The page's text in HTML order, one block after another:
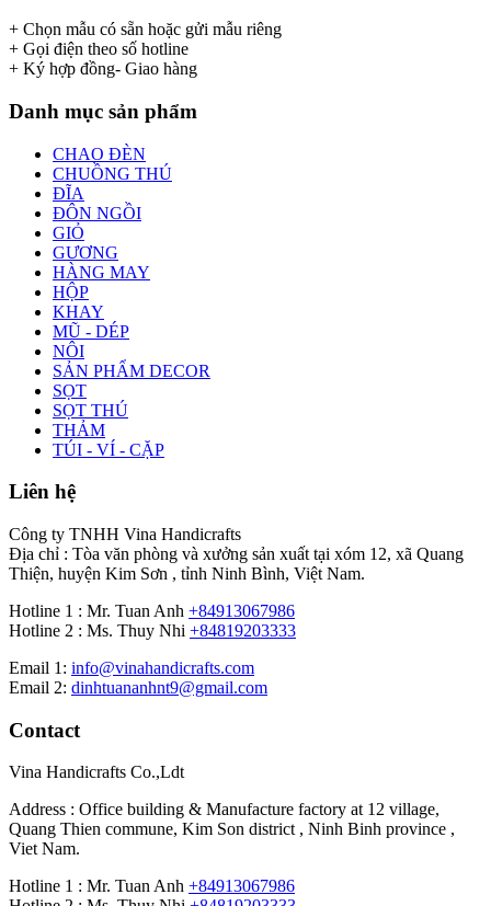
+ Chọn mẫu có sẵn hoặc gửi mẫu riêng
+ Gọi điện theo số hotline
+ Ký hợp đồng- Giao hàng
Danh mục sản phẩm
CHAO ĐÈN
CHUỒNG THÚ
ĐĨA
ĐÔN NGỒI
GIỎ
GƯƠNG
HÀNG MAY
HỘP
KHAY
MŨ - DÉP
NÔI
SẢN PHẨM DECOR
SỌT
SỌT THÚ
THẢM
TÚI - VÍ - CẶP
Liên hệ
Công ty TNHH Vina Handicrafts
Địa chỉ : Tòa văn phòng và xưởng sản xuất tại xóm 12, xã Quang
Thiện, huyện Kim Sơn , tỉnh Ninh Bình, Việt Nam.
Hotline 1 : Mr. Tuan Anh +84913067986
Hotline 2 : Ms. Thuy Nhi +84819203333
Email 1: info@vinahandicrafts.com
Email 2: dinhtuananhnt9@gmail.com
Contact
Vina Handicrafts Co.,Ldt
Address : Office building & Manufacture factory at 12 village,
Quang Thien commune, Kim Son district , Ninh Binh province ,
Viet Nam.
Hotline 1 : Mr. Tuan Anh +84913067986